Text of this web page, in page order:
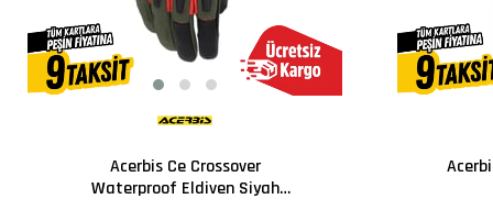
Acerbis Ce Crossover
Waterproof Eldiven Siyah